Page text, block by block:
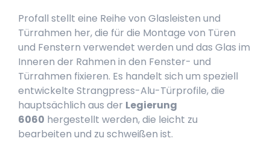
Profall stellt eine Reihe von Glasleisten und
Türrahmen her, die für die Montage von Türen
und Fenstern verwendet werden und das Glas im
Inneren der Rahmen in den Fenster- und
Türrahmen fixieren. Es handelt sich um speziell
entwickelte Strangpress-Alu-Türprofile, die
hauptsächlich aus der Legierung
6060 hergestellt werden, die leicht zu
bearbeiten und zu schweißen ist.